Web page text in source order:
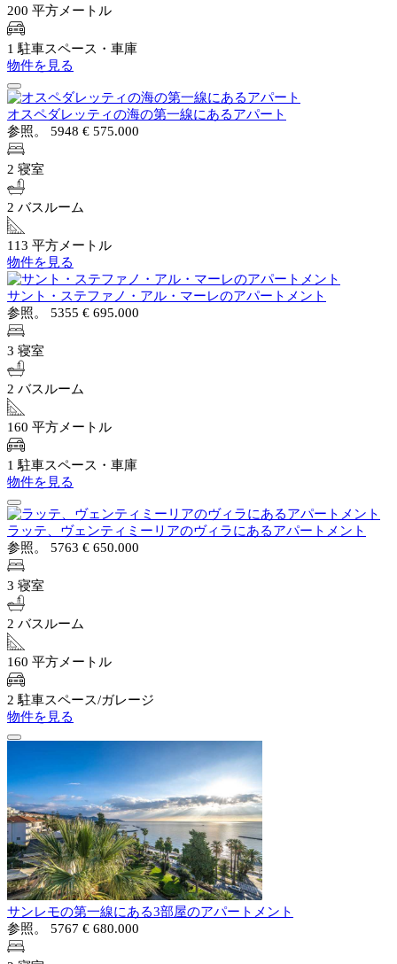
200 平方メートル
1 駐車スペース・車庫
物件を見る
オスペダレッティの海の第一線にあるアパート
参照。 5948 € 575.000
2 寝室
2 バスルーム
113 平方メートル
物件を見る
サント・ステファノ・アル・マーレのアパートメント
参照。 5355 € 695.000
3 寝室
2 バスルーム
160 平方メートル
1 駐車スペース・車庫
物件を見る
ラッテ、ヴェンティミーリアのヴィラにあるアパートメント
参照。 5763 € 650.000
3 寝室
2 バスルーム
160 平方メートル
2 駐車スペース/ガレージ
物件を見る
サンレモの第一線にある3部屋のアパートメント
参照。 5767 € 680.000